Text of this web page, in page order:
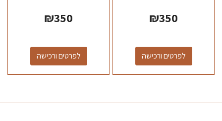
₪350
לפרטים ורכישה
₪350
לפרטים ורכישה